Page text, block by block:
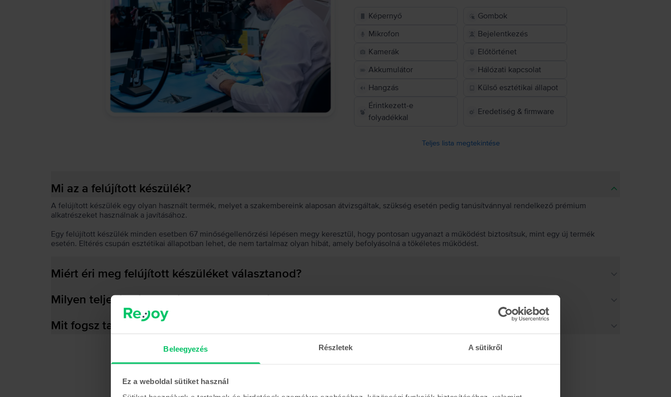
Beleegyezés Részletek A sütikről
Ez a weboldal sütiket használ
Képernyő
Gombok
Mikrofon
Bejelentkezés
Kamerák
Előtörténet
Akkumulátor
Hálózati kapcsolat
Hangzás
Külső esztétikai állapot
Érintkezett-e
folyadékkal
Eredetiség & firmware
Teljes lista megtekintése
Mi az a felújított készülék?
A felújított készülék egy olyan használt termék, melyet a szakembereink alaposan átvizsgáltak, szükség esetén pedig tanúsítvánnyal rendelkező prémium
alkatrészeket használnak a javításához.
Egy felújított készülék minden esetben 67 minőségellenőrzési lépésen megy keresztül, hogy pontosan ugyanazt a működést biztosítsuk, mint egy új termék
esetén. Eltérés csupán esztétikai állapotban lehet, de nem tartalmaz olyan hibát, amely befolyásolná a tökéletes működést.
Miért éri meg felújított készüléket választanod?
Milyen teljesítményre képes az akkumulátor?
Mit fogsz találni a dobozban?